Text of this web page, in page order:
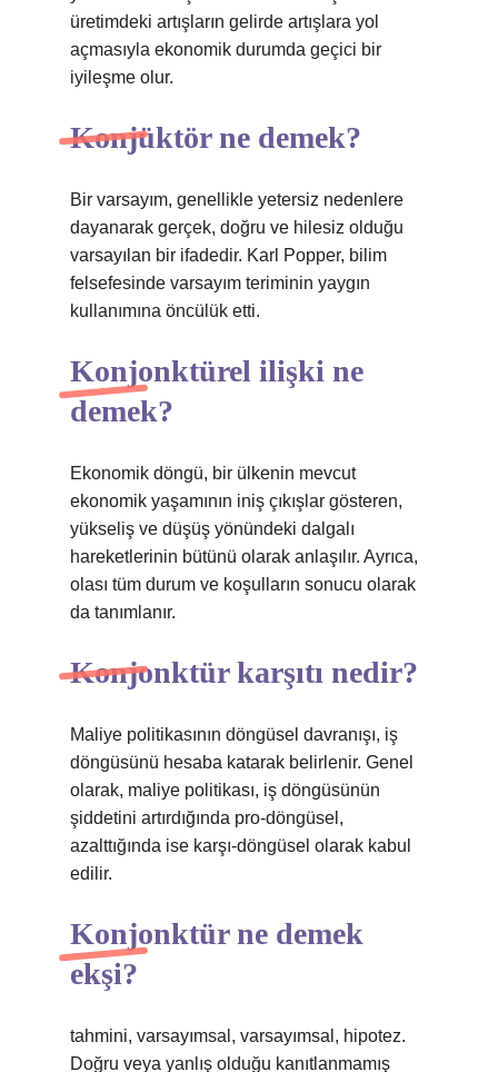
üretimdeki artışların gelirde artışlara yol
açmasıyla ekonomik durumda geçici bir
iyileşme olur.
Konjüktör ne demek?
Bir varsayım, genellikle yetersiz nedenlere
dayanarak gerçek, doğru ve hilesiz olduğu
varsayılan bir ifadedir. Karl Popper, bilim
felsefesinde varsayım teriminin yaygın
kullanımına öncülük etti.
Konjonktürel ilişki ne
demek?
Ekonomik döngü, bir ülkenin mevcut
ekonomik yaşamının iniş çıkışlar gösteren,
yükseliş ve düşüş yönündeki dalgalı
hareketlerinin bütünü olarak anlaşılır. Ayrıca,
olası tüm durum ve koşulların sonucu olarak
da tanımlanır.
Konjonktür karşıtı nedir?
Maliye politikasının döngüsel davranışı, iş
döngüsünü hesaba katarak belirlenir. Genel
olarak, maliye politikası, iş döngüsünün
şiddetini artırdığında pro-döngüsel,
azalttığında ise karşı-döngüsel olarak kabul
edilir.
Konjonktür ne demek
ekşi?
tahmini, varsayımsal, varsayımsal, hipotez.
Doğru veya yanlış olduğu kanıtlanmamış